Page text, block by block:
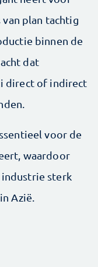
plan tachtig
binnen de
dat
direct of indirect
voor de
waardoor
industrie sterk
Azië.